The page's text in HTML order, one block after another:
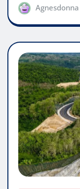
Agnesdonna